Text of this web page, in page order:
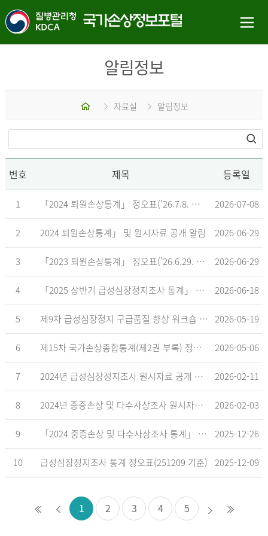
알림정보
홈 자료실 알림정보
번호 제목 등록일
1 「2024 퇴원손상통계」 정오표('26.7.8. 기준) 2026-07-08
2 2024 퇴원손상통계」 및 원시자료 공개 알림 2026-06-29
3 「2023 퇴원손상통계」 정오표('26.6.29. 기준) 2026-06-29
4 「2025 상반기 급성심장정지조사 통계」 공표 2026-06-18
5 제9차 급성심장정지 구급품질 향상 워크숍 개최 안내 2026-05-19
6 제15차 국가손상종합통계(제2권 부록) 정오표('26.5.18. 기준) 2026-05-06
7 2024년 급성심장정지조사 원시자료 공개 알림 2026-02-11
8 2024년 중증손상 및 다수사상조사 원시자료 공개 알림 2026-02-03
9 「2024 중증손상 및 다수사상조사 통계」 공표 2025-12-26
10 급성심장정지조사 통계 정오표(251209 기준) 2025-12-09
1 2 3 4 5